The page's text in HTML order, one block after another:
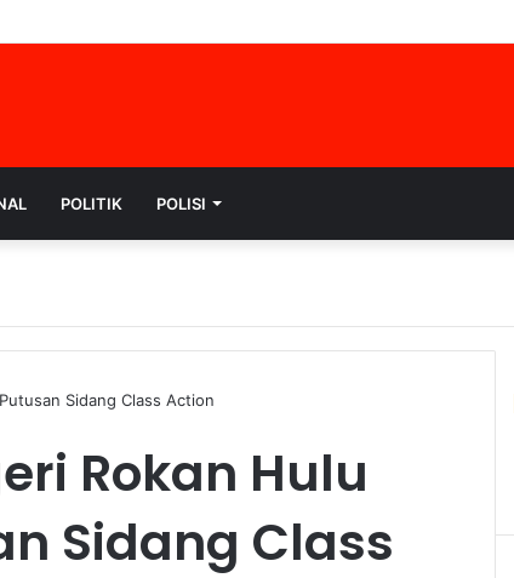
POLITIK POLISI
Sidang Class Action
Rokan Hulu
Sidang Class